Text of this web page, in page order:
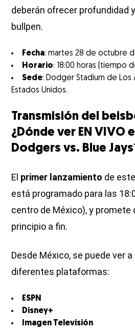
deberán ofrecer profundidad
bullpen.
Fecha: martes 28 de octubre
Horario: 18:00 horas (tiempo
Sede: Dodger Stadium de Los
Estados Unidos.
Transmisión del
¿Dónde ver EN VIVO
Dodgers vs. Blue
El primer lanzamiento de
está programado para las
centro de México), y promete
principio a fin.
Desde México, se puede ver
diferentes plataformas:
ESPN
Disney+
Imagen Televisión